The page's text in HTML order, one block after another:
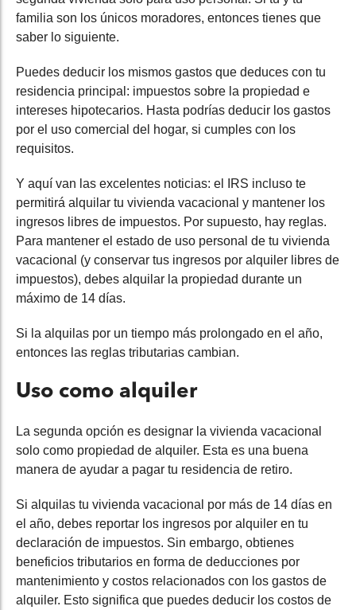
familia son los únicos moradores, entonces tienes que
saber lo siguiente.
Puedes deducir los mismos gastos que deduces con tu
residencia principal: impuestos sobre la propiedad e
intereses hipotecarios. Hasta podrías deducir los gastos
por el uso comercial del hogar, si cumples con los
requisitos.
Y aquí van las excelentes noticias: el IRS incluso te
permitirá alquilar tu vivienda vacacional y mantener los
ingresos libres de impuestos. Por supuesto, hay reglas.
Para mantener el estado de uso personal de tu vivienda
vacacional (y conservar tus ingresos por alquiler libres de
impuestos), debes alquilar la propiedad durante un
máximo de 14 días.
Si la alquilas por un tiempo más prolongado en el año,
entonces las reglas tributarias cambian.
Uso como alquiler
La segunda opción es designar la vivienda vacacional
solo como propiedad de alquiler. Esta es una buena
manera de ayudar a pagar tu residencia de retiro.
Si alquilas tu vivienda vacacional por más de 14 días en
el año, debes reportar los ingresos por alquiler en tu
declaración de impuestos. Sin embargo, obtienes
beneficios tributarios en forma de deducciones por
mantenimiento y costos relacionados con los gastos de
alquiler. Esto significa que puedes deducir los costos de